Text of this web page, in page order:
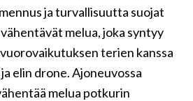
ja turvallisuutta suojat
melua, joka syntyy
terien kanssa
elin drone. Ajoneuvossa
melua potkurin